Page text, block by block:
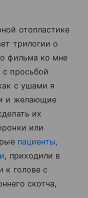
отопластике
трилогии о
фильма ко мне
с просьбой
с ушами я
и желающие
их
или
пациенты,
, приходили в
к голове с
скотча,